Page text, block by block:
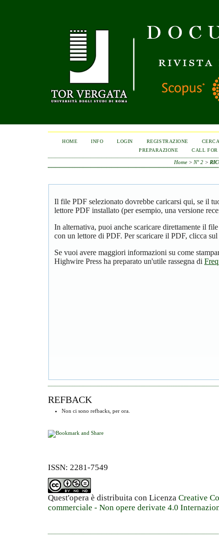
HOME INFO LOGIN REGISTRAZIONE
PREPARAZIONE
CALL FOR
Home> N° 2>
Il file PDF selezionato dovrebbe caricarsi qui, se il
lettore PDF installato (per esempio, una versione
In alternativa, puoi anche scaricare direttamente il
con un lettore di PDF. Per scaricare il PDF, clicca
Se vuoi avere maggiori informazioni su come
Highwire Press ha preparato un'utile rassegna di
REFBACK
Non ci sono refbacks, per ora.
ISSN: 2281-7549
Quest'opera è distribuita con Licenza Creative
commerciale - Non opere derivate 4.0